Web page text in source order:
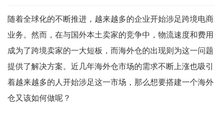
随着全球化的不断推进，越来越多的企业开始涉足跨境电商
业务。然而，在与国外本土卖家的竞争中，物流速度和费用
成为了跨境卖家的一大短板，而海外仓的出现则为这一问题
提供了解决方案。近几年海外仓市场的需求不断上涨也吸引
着越来越多的人开始涉足这一市场，那么想要搭建一个海外
仓又该如何做呢？